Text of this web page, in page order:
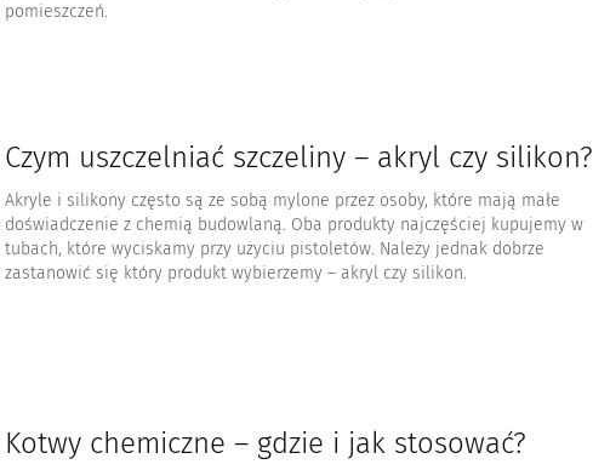
pomieszczeń.
Czym uszczelniać szczeliny – akryl czy silikon?
Akryle i silikony często są ze sobą mylone przez osoby, które mają małe
doświadczenie z chemią budowlaną. Oba produkty najczęściej kupujemy w
tubach, które wyciskamy przy użyciu pistoletów. Należy jednak dobrze
zastanowić się który produkt wybierzemy – akryl czy silikon.
Kotwy chemiczne – gdzie i jak stosować?